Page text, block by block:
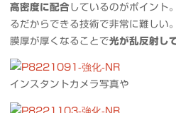
高密度に配合 しているのがポイント
るだからできる技術で非常に難しい。
膜厚が厚くなることで光が乱反射し
インスタントカメラ写真や